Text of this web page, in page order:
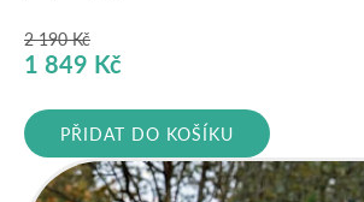
2 190Kč
Původní
byla:
2
190 Kč.
1 849 Kč
je:
1
849 Kč.
PŘIDAT DO KOŠÍKU